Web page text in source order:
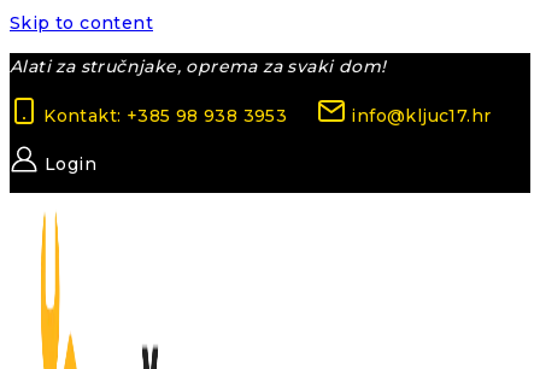
Skip to content
Alati za stručnjake, oprema za svaki dom!
Kontakt: +385 98 938 3953 info@kljuc17.hr
Login